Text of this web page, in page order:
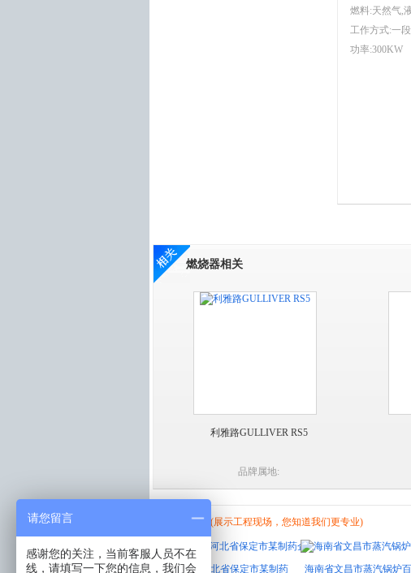
燃料:天然气,
工作方式:一
功率:300KW
燃烧器相关
利雅路GULLIVER RS5
品牌属地:
工程现场 (展示工程现场，您知道我们更专业)
得燃烧器废气加热 【现场视频】河北省保定市某制药 海南省文昌市蒸汽锅炉百得和利雅
请您留言
感谢您的关注，当前客服人员不在
线，请填写一下您的信息，我们会